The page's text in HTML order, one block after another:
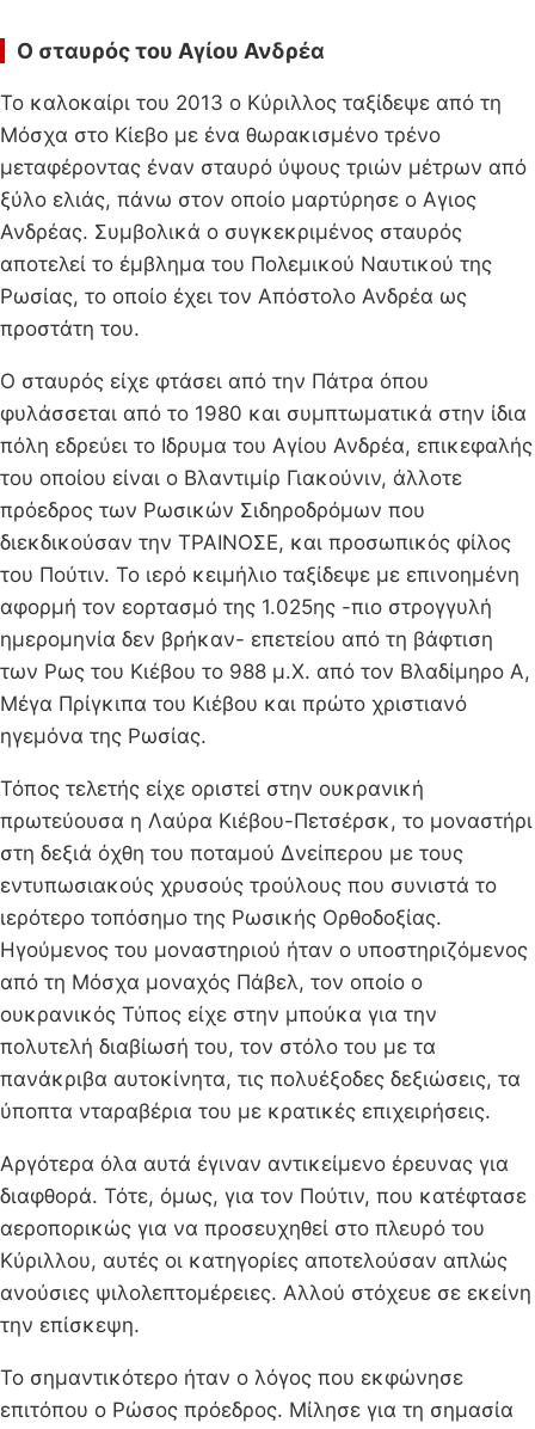
Ο σταυρός του Αγίου Ανδρέα
Το καλοκαίρι του 2013 ο Κύριλλος ταξίδεψε από τη
Μόσχα στο Κίεβο με ένα θωρακισμένο τρένο
μεταφέροντας έναν σταυρό ύψους τριών μέτρων από
ξύλο ελιάς, πάνω στον οποίο μαρτύρησε ο Αγιος
Ανδρέας. Συμβολικά ο συγκεκριμένος σταυρός
αποτελεί το έμβλημα του Πολεμικού Ναυτικού της
Ρωσίας, το οποίο έχει τον Απόστολο Ανδρέα ως
προστάτη του.
Ο σταυρός είχε φτάσει από την Πάτρα όπου
φυλάσσεται από το 1980 και συμπτωματικά στην ίδια
πόλη εδρεύει το Ιδρυμα του Αγίου Ανδρέα, επικεφαλής
του οποίου είναι ο Βλαντιμίρ Γιακούνιν, άλλοτε
πρόεδρος των Ρωσικών Σιδηροδρόμων που
διεκδικούσαν την ΤΡΑΙΝΟΣΕ, και προσωπικός φίλος
του Πούτιν. Το ιερό κειμήλιο ταξίδεψε με επινοημένη
αφορμή τον εορτασμό της 1.025ης -πιο στρογγυλή
ημερομηνία δεν βρήκαν- επετείου από τη βάφτιση
των Ρως του Κιέβου το 988 μ.Χ. από τον Βλαδίμηρο Α,
Μέγα Πρίγκιπα του Κιέβου και πρώτο χριστιανό
ηγεμόνα της Ρωσίας.
Τόπος τελετής είχε οριστεί στην ουκρανική
πρωτεύουσα η Λαύρα Κιέβου-Πετσέρσκ, το μοναστήρι
στη δεξιά όχθη του ποταμού Δνείπερου με τους
εντυπωσιακούς χρυσούς τρούλους που συνιστά το
ιερότερο τοπόσημο της Ρωσικής Ορθοδοξίας.
Ηγούμενος του μοναστηριού ήταν ο υποστηριζόμενος
από τη Μόσχα μοναχός Πάβελ, τον οποίο ο
ουκρανικός Τύπος είχε στην μπούκα για την
πολυτελή διαβίωσή του, τον στόλο του με τα
πανάκριβα αυτοκίνητα, τις πολυέξοδες δεξιώσεις, τα
ύποπτα νταραβέρια του με κρατικές επιχειρήσεις.
Αργότερα όλα αυτά έγιναν αντικείμενο έρευνας για
διαφθορά. Τότε, όμως, για τον Πούτιν, που κατέφτασε
αεροπορικώς για να προσευχηθεί στο πλευρό του
Κύριλλου, αυτές οι κατηγορίες αποτελούσαν απλώς
ανούσιες ψιλολεπτομέρειες. Αλλού στόχευε σε εκείνη
την επίσκεψη.
Το σημαντικότερο ήταν ο λόγος που εκφώνησε
επιτόπου ο Ρώσος πρόεδρος. Μίλησε για τη σημασία